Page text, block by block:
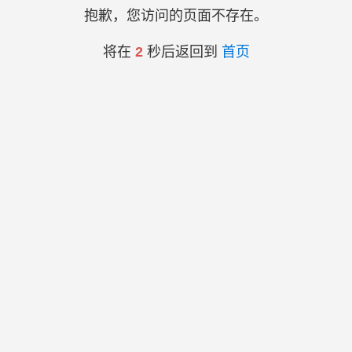
抱歉，您访问的页面不存在。
将在 2秒后返回到 首页